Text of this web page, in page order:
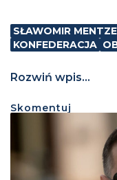
SŁAWOMIR
KONFEDERACJA
Rozwiń wpis...
Skomentuj